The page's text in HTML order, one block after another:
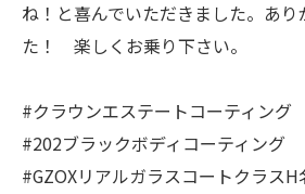
ね！と喜んでいただきました。あ
た！ 楽しくお乗り下さい。
#クラウンエステートコーティング
#202ブラックボディコーティング
#GZOXリアルガラスコートクラスH